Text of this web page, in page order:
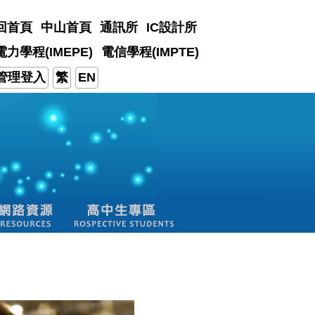
首頁 中山首頁 通訊所
IC設計所
力學程(IMEPE)
電信學程(IMPTE)
理登入
繁 EN